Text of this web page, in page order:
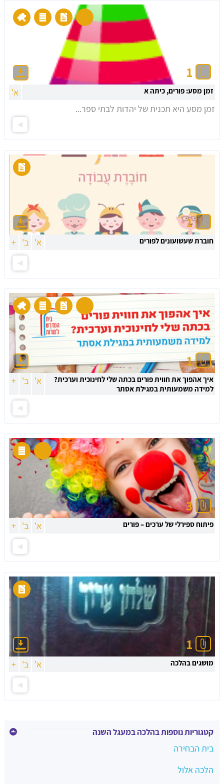
1
זמן מסע: פורים, כיתה א
א'
זמן מסע היא תכנית של יהדות לבתי ספר...
1
חוברת שעשועונים לפורים א' ב' +
1
איך אהפוך את חווית פורים בכתה שלי לחינוכית וערכית?
למידה משמעותית במגילת אסתר
א' ב' +
3
פיתוח ספירלי של ערכים – פורים א' ב' +
1
מושגים בהלכה א' ב' +
קטגוריות נוספות בהלכה במעגל השנה
בית הבחירה
הלכה אלול